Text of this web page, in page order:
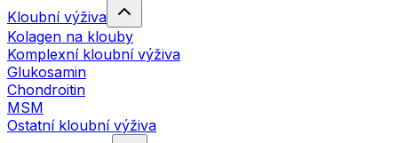
Kloubní výživa
Kolagen na klouby
Komplexní kloubní výživa
Glukosamin
Chondroitin
MSM
Ostatní kloubní výživa